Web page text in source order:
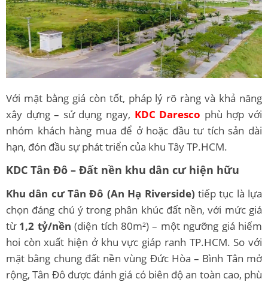
Với mặt bằng giá còn tốt, pháp lý rõ ràng và khả năng
xây dựng – sử dụng ngay, KDC Daresco phù hợp với
nhóm khách hàng mua để ở hoặc đầu tư tích sản dài
hạn, đón đầu sự phát triển của khu Tây TP.HCM.
KDC Tân Đô – Đất nền khu dân cư hiện hữu
Khu dân cư Tân Đô (An Hạ Riverside) tiếp tục là lựa
chọn đáng chú ý trong phân khúc đất nền, với mức giá
từ 1,2 tỷ/nền(diện tích 80m²) – một ngưỡng giá hiếm
hoi còn xuất hiện ở khu vực giáp ranh TP.HCM. So với
mặt bằng chung đất nền vùng Đức Hòa – Bình Tân mở
rộng, Tân Đô được đánh giá có biên độ an toàn cao, phù